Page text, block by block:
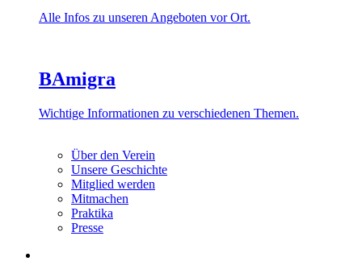
Alle Infos zu unseren Angeboten vor Ort.
BAmigra
Wichtige Informationen zu verschiedenen Themen.
Über den Verein
Unsere Geschichte
Mitglied werden
Mitmachen
Praktika
Presse